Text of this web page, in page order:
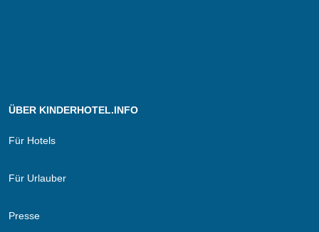
ÜBER KINDERHOTEL.INFO
Für Hotels
Für Urlauber
Presse